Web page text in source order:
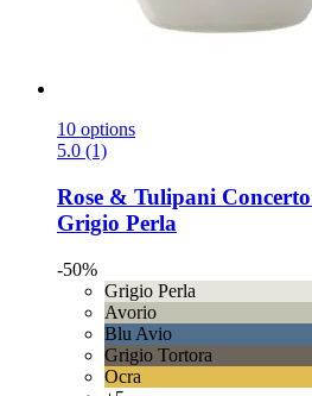
10 options
5.0 (1)
Rose & Tulipani
Grigio Perla
-50%
Grigio Perla
Avorio
Blu Avio
Grigio Tortora
Ocra